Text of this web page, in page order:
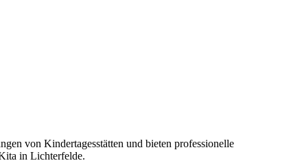
von Kindertagesstätten und bieten professionelle
in Lichterfelde.